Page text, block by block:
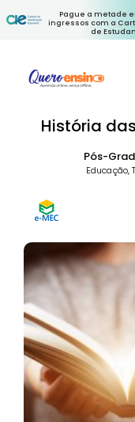
Pague a metade
ingressos com a
de
História
Pós-
Educação,